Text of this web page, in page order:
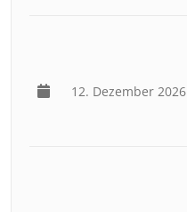
12. Dezember 2026